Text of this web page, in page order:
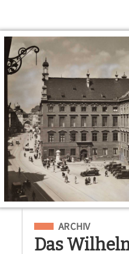
Eingeordnet unter
ARCHIV
Das